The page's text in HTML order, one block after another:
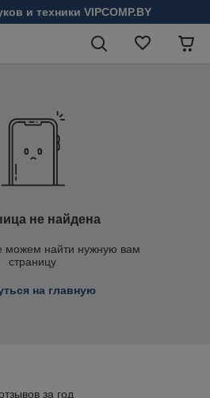
и техники VIPCOMP.BY
не найдена
можем найти нужную вам
страницу
на главную
за год